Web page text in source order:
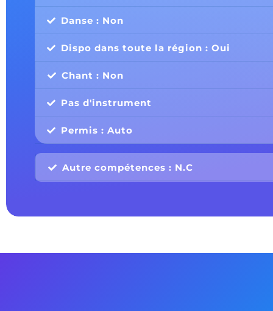
Danse : Non
Dispo dans toute la région : Oui
Chant : Non
Pas d'instrument
Permis : Auto
Autre compétences : N.C